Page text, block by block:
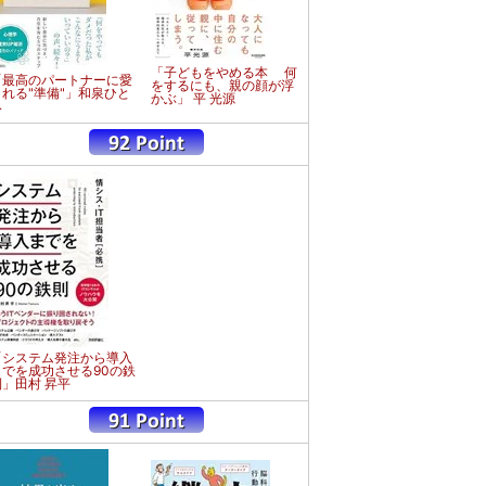
高のパートナーに愛
る"準備"」和泉ひと
「子どもをやめる本 何
をするにも、親の顔が浮
かぶ」 平 光源
ステム発注から導入
を成功させる90の鉄
田村 昇平